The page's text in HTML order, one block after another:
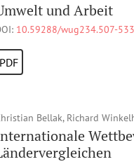
und Arbeit
10.59288/wug234.507-533
PDF
Bellak, Richard